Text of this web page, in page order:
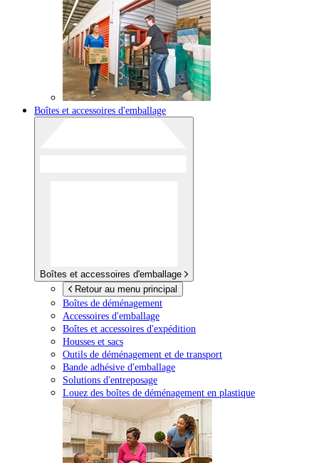
Boîtes et accessoires d'emballage
Boîtes et accessoires d'emballage
Retour au menu principal
Boîtes de déménagement
Accessoires d'emballage
Boîtes et accessoires d'expédition
Housses et sacs
Outils de déménagement et de transport
Bande adhésive d'emballage
Solutions d'entreposage
Louez des boîtes de déménagement en plastique